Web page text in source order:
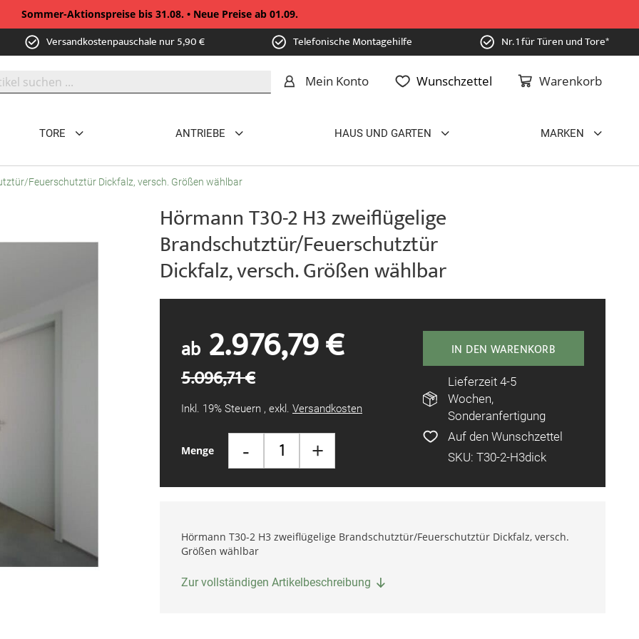
Sommer-Aktionspreise bis 31.08. • Neue Preise ab 01.09.
Versandkostenpauschale nur 5,90 € Telefonische Montagehilfe Nr. 1 für Türen und Tore*
Warenkorb
Mein Konto Wunschzettel
TORE ANTRIEBE HAUS UND GARTEN MARKEN
Feuerschutztür Dickfalz, versch. Größen wählbar
Hörmann T30-2 H3 zweiflügelige
Brandschutztür/Feuerschutztür
Dickfalz, versch. Größen wählbar
Menge - +
ab 2.976,79 €
5.096,71 €
Inkl. 19% Steuern , exkl. Versandkosten
IN DEN WARENKORB
Lieferzeit 4-5
Wochen,
Sonderanfertigung
Auf den Wunschzettel
SKU: T30-2-H3dick
Hörmann T30-2 H3 zweiflügelige Brandschutztür/Feuerschutztür Dickfalz, versch.
Größen wählbar
Zur vollständigen Artikelbeschreibung